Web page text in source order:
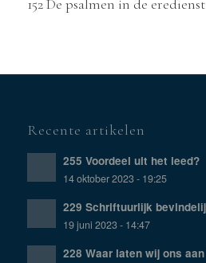
152 De psalmen in de eredienst
Recente artikelen
255 Voordeel uit het leed?
14 oktober 2023 - 19:25
229 Schriftuurlijk
19 juni 2023 - 14:47
228 Waar laten wij ons